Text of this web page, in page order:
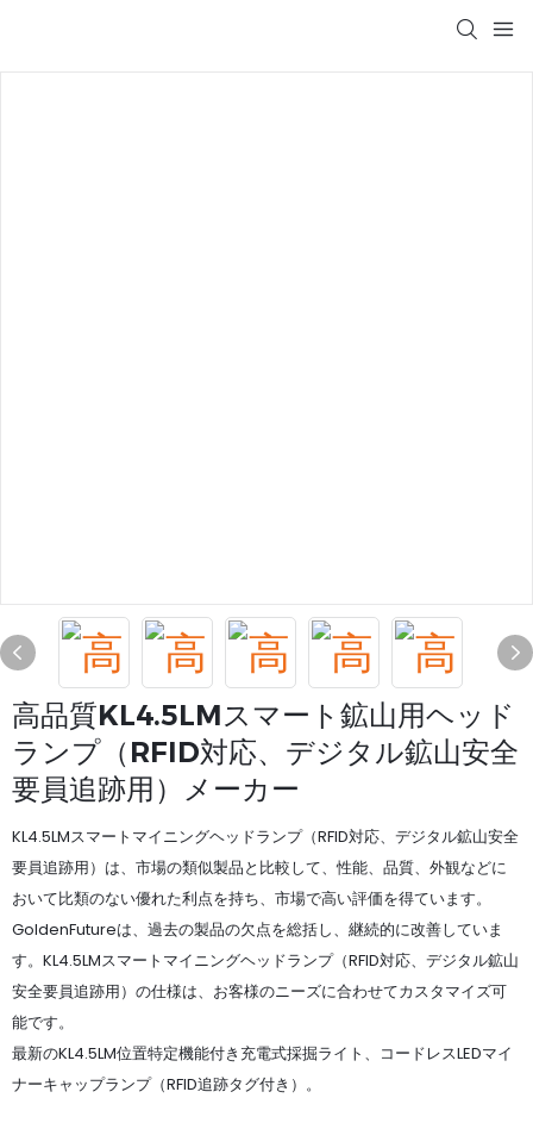
高品質KL4.5LMスマート鉱山用ヘッド
ランプ（RFID対応、デジタル鉱山安全
要員追跡用）メーカー
KL4.5LMスマートマイニングヘッドランプ（RFID対応、デジタル鉱山安全
要員追跡用）は、市場の類似製品と比較して、性能、品質、外観などに
おいて比類のない優れた利点を持ち、市場で高い評価を得ています。
GoldenFutureは、過去の製品の欠点を総括し、継続的に改善していま
す。KL4.5LMスマートマイニングヘッドランプ（RFID対応、デジタル鉱山
安全要員追跡用）の仕様は、お客様のニーズに合わせてカスタマイズ可
能です。
最新のKL4.5LM位置特定機能付き充電式採掘ライト、コードレスLEDマイ
ナーキャップランプ（RFID追跡タグ付き）。